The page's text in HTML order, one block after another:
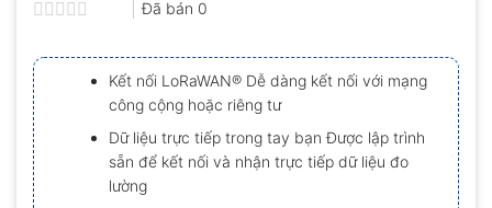
xếp
hạng
0.0
5
sao
Đã bán 0
Kết nối LoRaWAN® Dễ dàng kết nối với mạng
công cộng hoặc riêng tư
Dữ liệu trực tiếp trong tay bạn Được lập trình
sẵn để kết nối và nhận trực tiếp dữ liệu đo
lường